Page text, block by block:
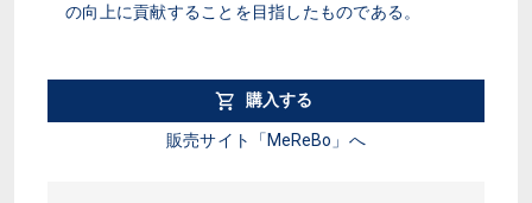
の向上に貢献することを目指したものである。
購入する
販売サイト「MeReBo」へ